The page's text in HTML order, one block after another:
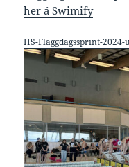
her á Swimify
HS-Flaggdagssprint-